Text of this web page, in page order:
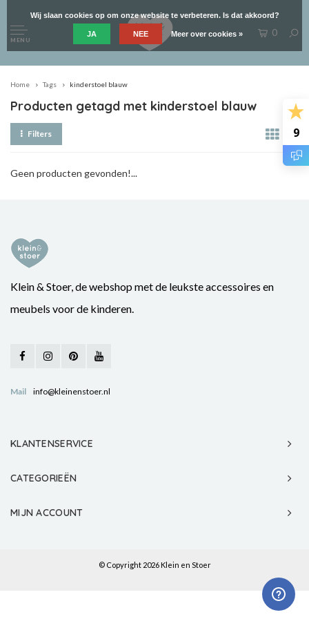
9
MENU
0
Home Tags kinderstoel blauw
Producten getagd met kinderstoel blauw
Filters
Geen producten gevonden!...
Klein & Stoer, de webshop met de leukste accessoires en
meubels voor de kinderen.
Mail info@kleinenstoer.nl
KLANTENSERVICE
CATEGORIEËN
MIJN ACCOUNT
© Copyright 2026 Klein en Stoer
Wij slaan cookies op om onze website te verbeteren. Is dat akkoord?
JA NEE Meer over cookies »